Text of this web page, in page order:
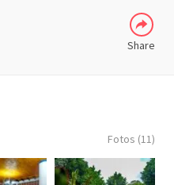
Share
Fotos (11)